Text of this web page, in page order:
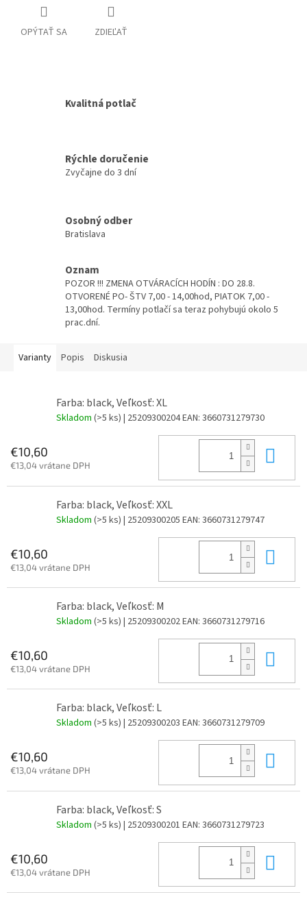
OPÝTAŤ SA ZDIEĽAŤ
Kvalitná potlač
Rýchle doručenie
Zvyčajne do 3 dní
Osobný odber
Bratislava
Oznam
POZOR !!! ZMENA OTVÁRACÍCH HODÍN : DO 28.8.
OTVORENÉ PO- ŠTV 7,00 - 14,00hod, PIATOK 7,00 -
13,00hod. Termíny potlačí sa teraz pohybujú okolo 5
prac.dní.
Varianty Popis Diskusia
Farba: black, Veľkosť: XL
Skladom (>5 ks) | 25209300204EAN: 3660731279730
€10,60
€13,04 vrátane DPH
Farba: black, Veľkosť: XXL
Skladom (>5 ks) | 25209300205 EAN: 3660731279747
€10,60
€13,04 vrátane DPH
Farba: black, Veľkosť: M
Skladom (>5 ks) | 25209300202EAN: 3660731279716
€10,60
€13,04 vrátane DPH
Farba: black, Veľkosť: L
Skladom (>5 ks) | 25209300203 EAN: 3660731279709
€10,60
€13,04 vrátane DPH
Farba: black, Veľkosť: S
Skladom (>5 ks) | 25209300201 EAN: 3660731279723
€10,60
€13,04 vrátane DPH